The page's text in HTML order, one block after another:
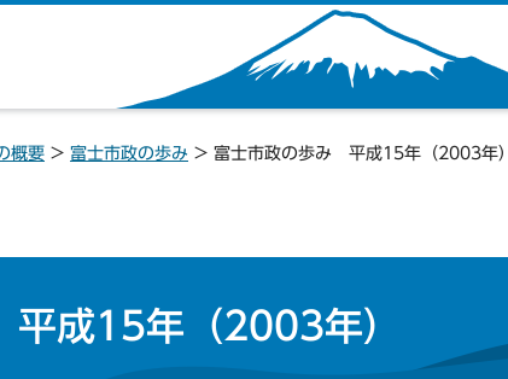
概要 > 富士市政の歩み > 富士市政の歩み 平成15年（2003年）
成15年（2003年）